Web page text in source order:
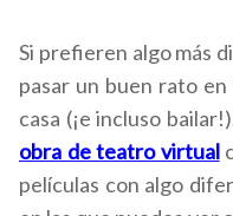
Si prefieren algo más
pasar un buen rato
casa (¡e incluso
obra de teatro virtual
películas con algo